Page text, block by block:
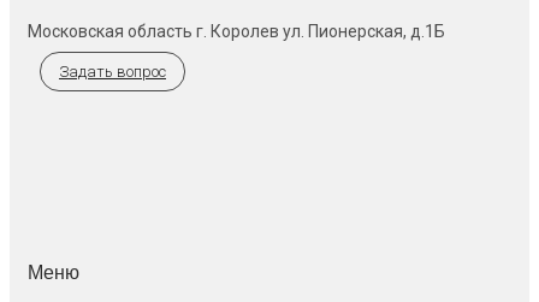
Московская область г. Королев ул. Пионерская, д.1Б
Задать вопрос
Меню